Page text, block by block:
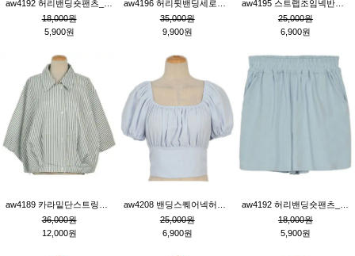
18,000원
5,900원
35,000원
9,900원
25,000원
6,900원
36,000원
12,000원
25,000원
6,900원
18,000원
5,900원